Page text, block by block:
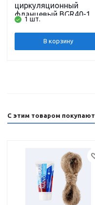
циркуляционный
фланцевый BGR40-19F
(250мм) BELAMOS
1 шт.
В корзину
С этим товаром покупают